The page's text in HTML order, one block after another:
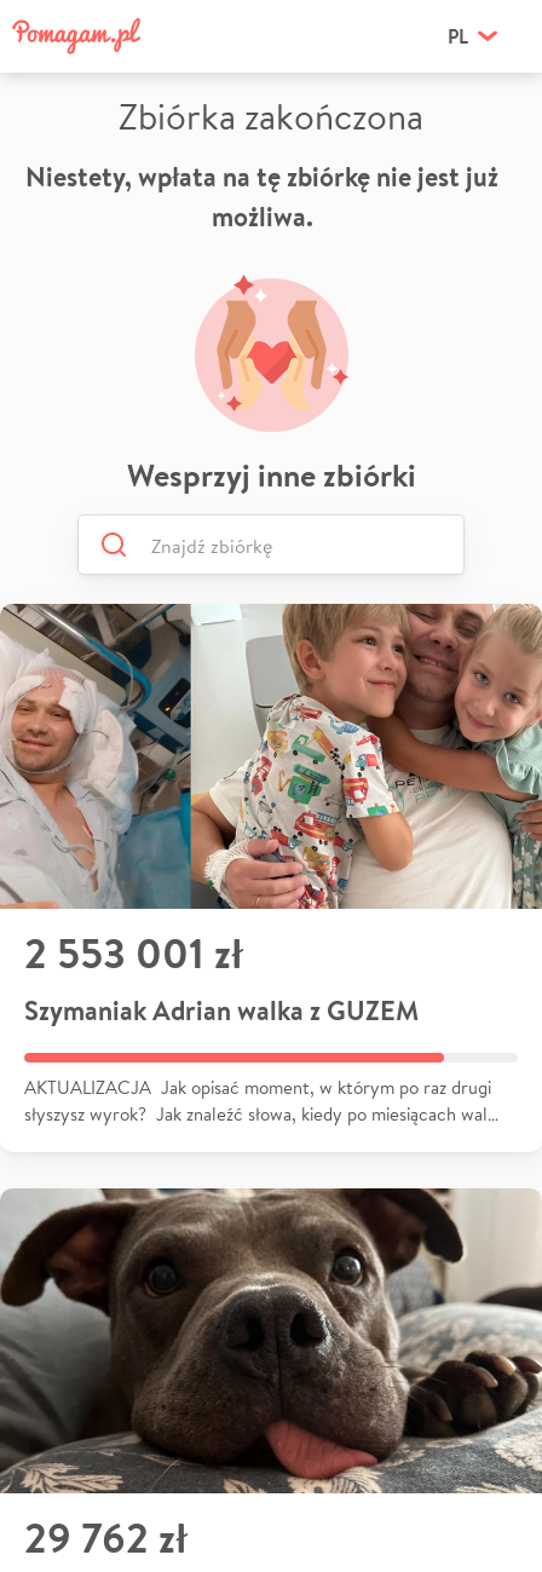
PL
Zbiórka zakończona
Niestety, wpłata na tę zbiórkę nie jest już
możliwa.
Wesprzyj inne zbiórki
2 553 001 zł
Szymaniak Adrian walka z GUZEM
AKTUALIZACJA Jak opisać moment, w którym po raz drugi
słyszysz wyrok? Jak znaleźć słowa, kiedy po miesiącach wal…
29 762 zł